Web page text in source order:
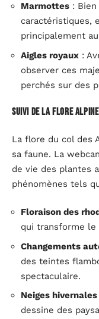
Marmottes :
caractéristiques,
principalement
Aigles royaux :
observer ces
perchés sur des
Suivi de la flore alpine
La flore du col des
sa faune. La
de vie des plantes
phénomènes tels
Floraison des
qui transforme le
Changements
des teintes
spectaculaire.
Neiges hivernales
dessine des